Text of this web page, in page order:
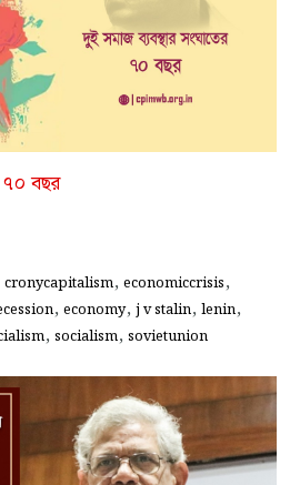
৭০ বছর
cronycapitalism, economiccrisis,
, economy, j v stalin, lenin,
, socialism, sovietunion